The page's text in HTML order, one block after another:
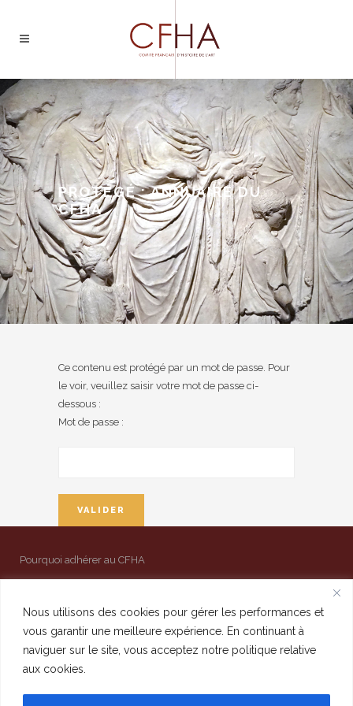
Nous utilisons des cookies pour gérer les performances et
vous garantir une meilleure expérience. En continuant à
naviguer sur le site, vous acceptez notre politique relative
aux cookies.
PROTÉGÉ : ANNUAIRE DU
CFHA
Ce contenu est protégé par un mot de passe. Pour
le voir, veuillez saisir votre mot de passe ci-
dessous :
Mot de passe :
Pourquoi adhérer au CFHA
Contact
Admin